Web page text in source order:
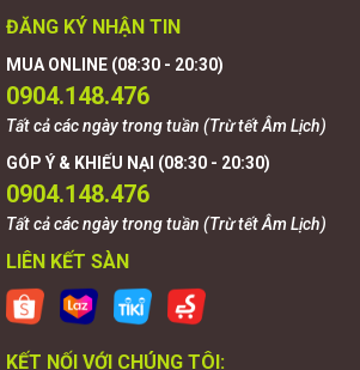
ĐĂNG KÝ NHẬN TIN
MUA ONLINE (08:30 - 20:30)
0904.148.476
Tất cả các ngày trong tuần (Trừ tết Âm Lịch)
GÓP Ý & KHIẾU NẠI (08:30 - 20:30)
0904.148.476
Tất cả các ngày trong tuần (Trừ tết Âm Lịch)
LIÊN KẾT SÀN
KẾT NỐI VỚI CHÚNG TÔI: